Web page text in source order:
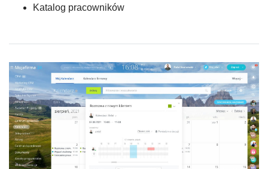
Katalog pracowników